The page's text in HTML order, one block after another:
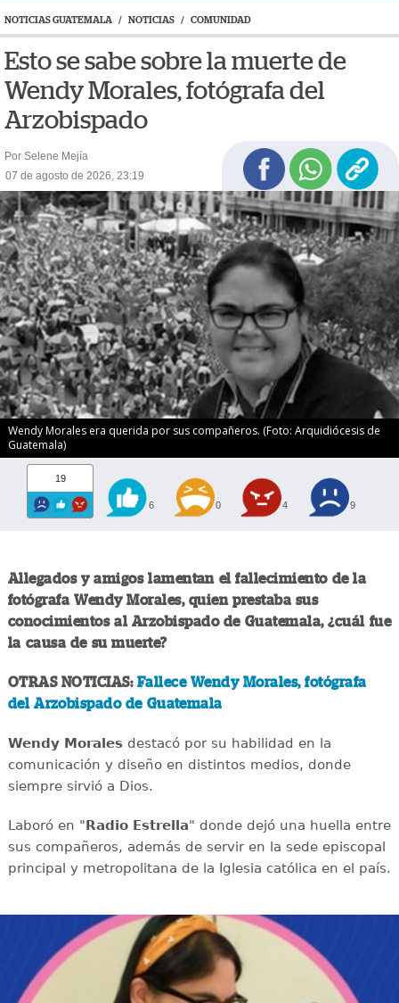
NOTICIAS GUATEMALA / NOTICIAS / COMUNIDAD
Esto se sabe sobre la muerte de
Wendy Morales, fotógrafa del
Arzobispado
Por Selene Mejía
07 de agosto de 2026, 23:19
Wendy Morales era querida por sus compañeros. (Foto: Arquidiócesis de
Guatemala)
19
6 0 4 9
Allegados y amigos lamentan el fallecimiento de la
fotógrafa Wendy Morales, quien prestaba sus
conocimientos al Arzobispado de Guatemala, ¿cuál fue
la causa de su muerte?
OTRAS NOTICIAS: Fallece Wendy Morales, fotógrafa
del Arzobispado de Guatemala
Wendy Moralesdestacó por su habilidad en la
comunicación y diseño en distintos medios, donde
siempre sirvió a Dios.
Laboró en " Radio Estrella" donde dejó una huella entre
sus compañeros, además de servir en la sede episcopal
principal y metropolitana de la Iglesia católica en el país.